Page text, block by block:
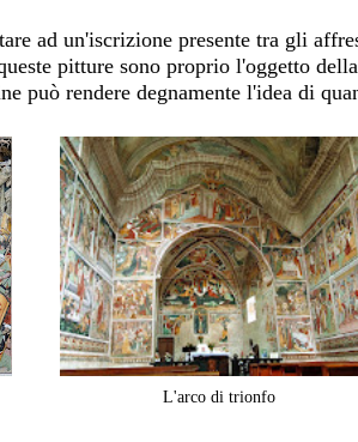
ad un'iscrizione presente tra gli
pitture sono proprio l'oggetto
può rendere degnamente l'idea di
L'arco di trionfo